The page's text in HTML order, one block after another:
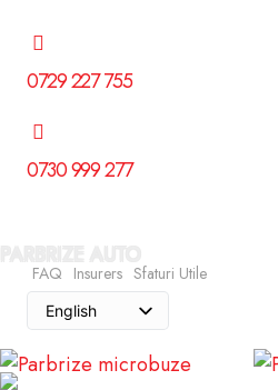
0729 227 755
0730 999 277
FAQ Insurers Sfaturi Utile
English